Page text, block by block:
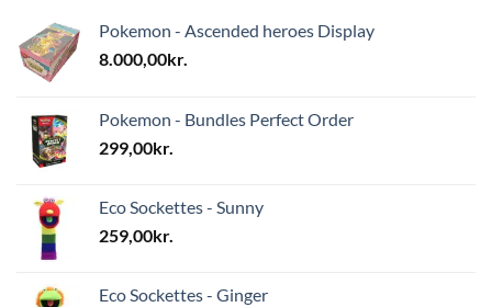
Pokemon - Ascended heroes Display
8.000,00kr.
Pokemon - Bundles Perfect Order
299,00kr.
Eco Sockettes - Sunny
259,00kr.
Eco Sockettes - Ginger